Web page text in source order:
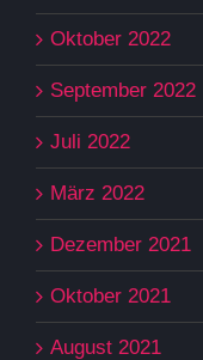
Oktober 2022
September 2022
Juli 2022
März 2022
Dezember 2021
Oktober 2021
August 2021